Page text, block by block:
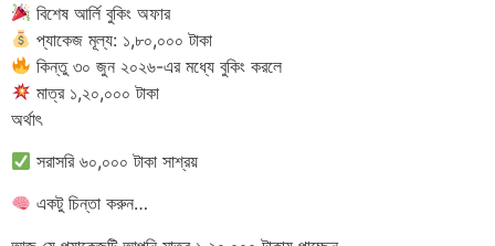
বিশেষ আর্লি বুকিং অফার
প্যাকেজ মূল্য: ১,৮০,০০০ টাকা
কিন্তু ৩০ জুন ২০২৬-এর মধ্যে বুকিং করলে
মাত্র ১,২০,০০০ টাকা
অর্থাৎ
সরাসরি ৬০,০০০ টাকা সাশ্রয়
একটু চিন্তা করুন…